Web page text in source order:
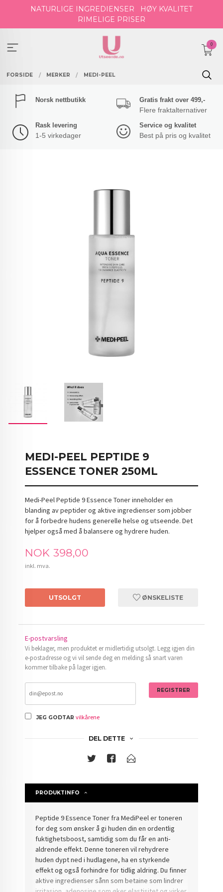
NATURLIGE INGREDIENSER
HØY KVALITET
RIMELIGE PRISER
0
FORSIDE MERKER MEDI-PEEL
Norsk nettbutikk Gratis frakt over 499,-
Flere fraktalternativer
Rask levering
1-5 virkedager
Service og kvalitet
Best på pris og kvalitet
MEDI-PEEL PEPTIDE 9
ESSENCE TONER 250ML
Medi-Peel Peptide 9 Essence Toner inneholder en
blanding av peptider og aktive ingredienser som jobber
for å forbedre hudens generelle helse og utseende. Det
hjelper også med å balansere og hydrere huden.
Pris
NOK 398,00
inkl. mva.
UTSOLGT ØNSKELISTE
E-postvarsling
Vi beklager, men produktet er midlertidig utsolgt. Legg igjen din
e-postadresse og vi vil sende deg en melding så snart varen
kommer tilbake på lager igjen.
JEG GODTAR vilkårene
REGISTRER
DEL DETTE
PRODUKTINFO
Peptide 9 Essence Toner fra MediPeel er toneren
for deg som ønsker å gi huden din en ordentlig
fuktighetsboost, samtidig som du får en anti-
aldrende effekt. Denne toneren vil rehydrere
huden dypt ned i hudlagene, ha en styrkende
effekt og også forhindre for tidlig aldring. Du finner
aktive ingredienser sånn som betaine som lindrer